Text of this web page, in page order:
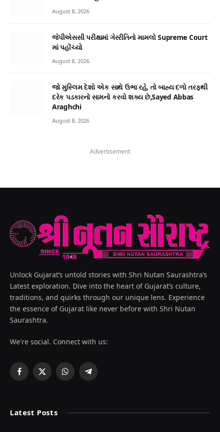
August 8, 2026
જેપીએસસી પરીક્ષામાં ગેરરીતિનો મામલો Supreme Court
માં પહોંચ્યો
August 8, 2026
જો મુસ્લિમ દેશો એક સાથે ઉભા રહે, તો બાહ્ય દળો તરફથી
દરેક પડકારનો સામનો કરવો શક્ય છે,Sayed Abbas
Araghchi
August 8, 2026
Advertisement
Unlock Gujarat’s untold stories with Shri Nutan Saurashtra’s
Latest exploration. Dive into the heart of Gujarat’s culture,
traditions, and quirks through our unique lens. Experience
the essence of Gujarat like never before with Shri Nutan
Saurashtra.
We're social. Connect with us:
Facebook
X
WhatsAppTelegram
Latest Posts